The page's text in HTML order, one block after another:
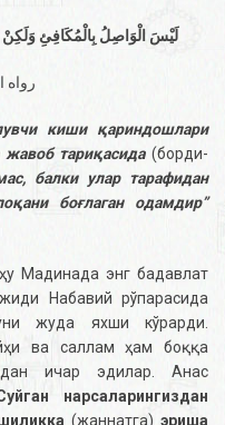
لَيْسَ الْوَاصِلُ بِالْمُكَافِئِ
رواه
киши қариндошлари
жавоб тариқасида (борди-
балки улар тарафидан
боғлаган одамдир”
Мадинада энг бадавлат
Набавий рўпарасида
жуда яхши кўрарди.
ва саллам ҳам боққа
ичар эдилар. Анас
нарсаларингиздан
(жаннатга) эриша